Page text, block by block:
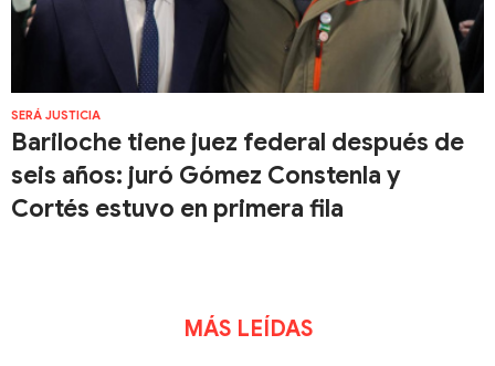
SERÁ JUSTICIA
Bariloche tiene juez federal después de
seis años: juró Gómez Constenla y
Cortés estuvo en primera fila
MÁS LEÍDAS